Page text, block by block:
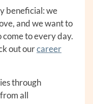
beneficial: we
and we want to
come to every day.
out ourcareer
through
all